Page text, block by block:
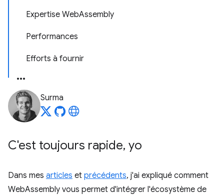
Expertise WebAssembly
Performances
Efforts à fournir
Surma
C'est toujours rapide, yo
Dans mes articles et précédents, j'ai expliqué comment
WebAssembly vous permet d'intégrer l'écosystème de